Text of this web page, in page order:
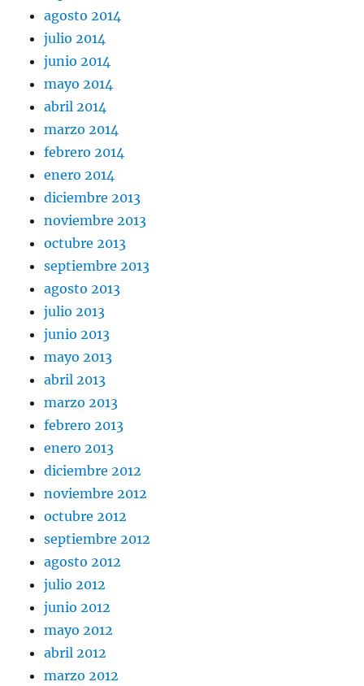
agosto 2014
julio 2014
junio 2014
mayo 2014
abril 2014
marzo 2014
febrero 2014
enero 2014
diciembre 2013
noviembre 2013
octubre 2013
septiembre 2013
agosto 2013
julio 2013
junio 2013
mayo 2013
abril 2013
marzo 2013
febrero 2013
enero 2013
diciembre 2012
noviembre 2012
octubre 2012
septiembre 2012
agosto 2012
julio 2012
junio 2012
mayo 2012
abril 2012
marzo 2012